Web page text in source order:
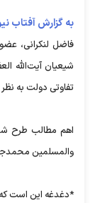
به گزارش آفتاب
فاضل لنکرانی،
شیعیان آیت‌الله
تفاوتی دولت به نظر
اهم مطالب طرح
والمسلمین
*دغدغه این است